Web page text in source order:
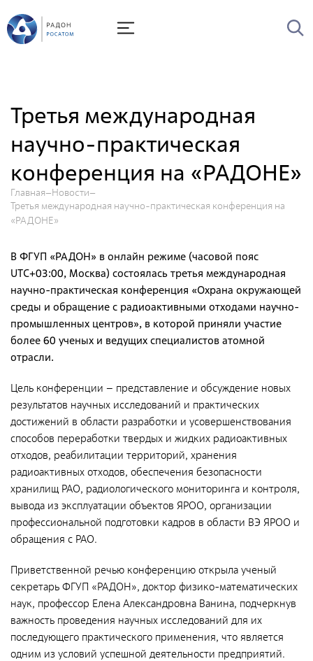
Третья международная
научно-практическая
конференция на «РАДОНЕ»
Главная
Новости
Третья международная научно-практическая конференция на
«РАДОНЕ»
В ФГУП «РАДОН» в онлайн режиме (часовой пояс
UTC+03:00, Москва) состоялась третья международная
научно-практическая конференция «Охрана окружающей
среды и обращение с радиоактивными отходами научно-
промышленных центров», в которой приняли участие
более 60 ученых и ведущих специалистов атомной
отрасли.
Цель конференции – представление и обсуждение новых
результатов научных исследований и практических
достижений в области разработки и усовершенствования
способов переработки твердых и жидких радиоактивных
отходов, реабилитации территорий, хранения
радиоактивных отходов, обеспечения безопасности
хранилищ РАО, радиологического мониторинга и контроля,
вывода из эксплуатации объектов ЯРОО, организации
профессиональной подготовки кадров в области ВЭ ЯРОО и
обращения с РАО.
Приветственной речью конференцию открыла ученый
секретарь ФГУП «РАДОН», доктор физико-математических
наук, профессор Елена Александровна Ванина, подчеркнув
важность проведения научных исследований для их
последующего практического применения, что является
одним из условий успешной деятельности предприятий.
Лицензии
Миссия и видение
Ценности Росатома
Охрана труда
Производственная система "Росатома"
Диссертационный совет
Системы менеджмента
Документы
Противодействие коррупции
Социальная политика
Политика в области качества
Совет молодых работников
Из опыта зарубежных коллег
Международное сотрудничество
Устойчивое развитие
Поставщикам
Объявления
Экология
Экологическая политика ФГУП «РАДОН»
Общественные обсуждения
Документы и отчеты по экологической безопасности